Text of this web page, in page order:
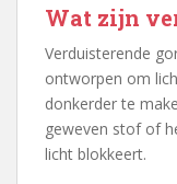
Wat zijn
Verduisterende
ontworpen om
donkerder te
geweven stof of
licht blokkeert.